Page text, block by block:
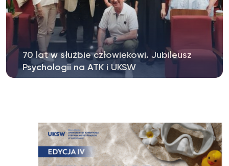
70 lat w służbie człowiekowi. Jubileusz
Psychologii na ATK i UKSW